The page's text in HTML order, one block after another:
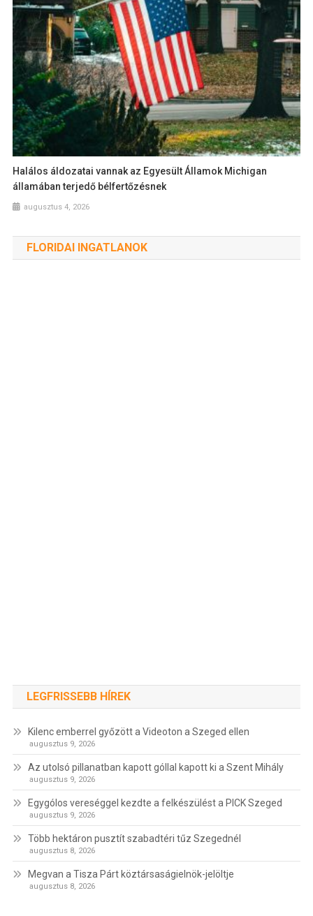
Halálos áldozatai vannak az Egyesült Államok Michigan
államában terjedő bélfertőzésnek
augusztus 4, 2026
FLORIDAI INGATLANOK
LEGFRISSEBB HÍREK
Kilenc emberrel győzött a Videoton a Szeged ellen
augusztus 9, 2026
Az utolsó pillanatban kapott góllal kapott ki a Szent Mihály
augusztus 9, 2026
Egygólos vereséggel kezdte a felkészülést a PICK Szeged
augusztus 9, 2026
Több hektáron pusztít szabadtéri tűz Szegednél
augusztus 8, 2026
Megvan a Tisza Párt köztársaságielnök-jelöltje
augusztus 8, 2026